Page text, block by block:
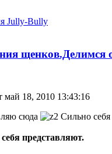
Jully-Bully
щенков.Делимся
май 18, 2010 13:43:16
сюда
Сильно
представляют.